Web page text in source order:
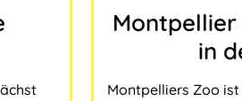
Montpellier
in
Montpelliers Zoo